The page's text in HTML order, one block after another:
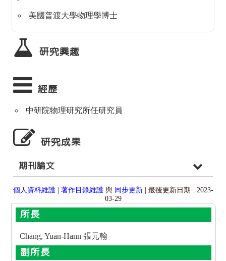
美國普渡大學物理學博士
研究興趣
經歷
中研院物理研究所任研究員
研究成果
期刊論文
個人資料維護 著作目錄維護 與 同步更新| 最後更新日期 : 2023-
03-29
所長
Chang, Yuan-Hann 張元翰
副所長